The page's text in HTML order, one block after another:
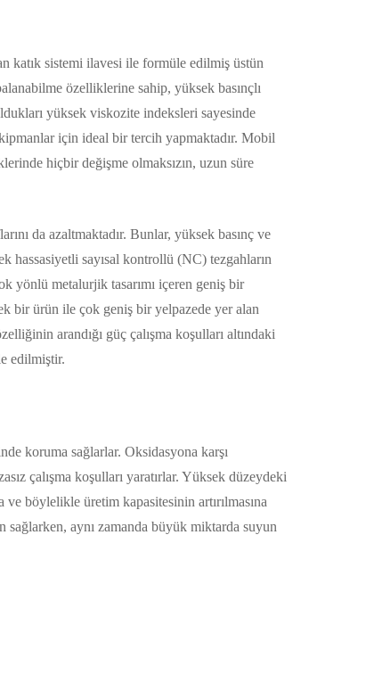
katık sistemi ilavesi ile formüle edilmiş üstün
özelliklerine sahip, yüksek basınçlı
yüksek viskozite indeksleri sayesinde
için ideal bir tercih yapmaktadır. Mobil
hiçbir değişme olmaksızın, uzun süre
da azaltmaktadır. Bunlar, yüksek basınç ve
hassasiyetli sayısal kontrollü (NC) tezgahların
yönlü metalurjik tasarımı içeren geniş bir
bir ürün ile çok geniş bir yelpazede yer alan
arandığı güç çalışma koşulları altındaki
edilmiştir.
koruma sağlarlar. Oksidasyona karşı
çalışma koşulları yaratırlar. Yüksek düzeydeki
böylelikle üretim kapasitesinin artırılmasına
sağlarken, aynı zamanda büyük miktarda suyun